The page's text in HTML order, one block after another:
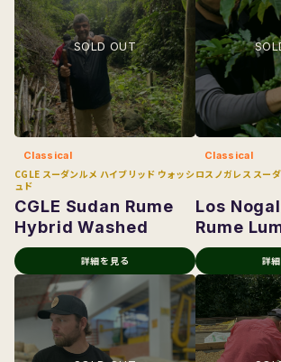
Classical
CGLE スーダンルメ ハイブリッド ウォッシ
ュド
CGLE Sudan Rume
Hybrid Washed
詳細を見る
Classical
ロスノガレス スー
Los
Rume
詳